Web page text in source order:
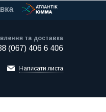
та доставка
(067) 406 6 406
Написати листа